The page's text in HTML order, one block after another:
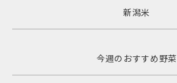
新潟米
今週のおすすめ野菜